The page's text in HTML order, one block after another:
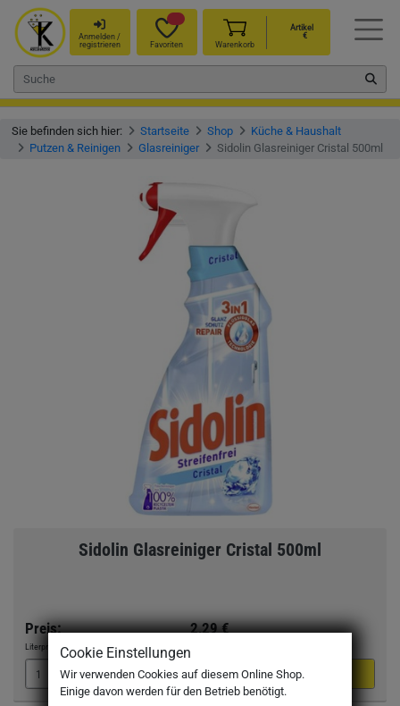
Anmelden /
registrieren
Favoriten Warenkorb
Artikel
€
Sie befinden sich hier: Startseite Shop
Küche & Haushalt
Putzen & Reinigen
Glasreiniger Sidolin Glasreiniger Cristal 500ml
Sidolin Glasreiniger Cristal 500ml
Preis: 2,29 €
Literpreis: 4,58 €/Liter
Cookie Einstellungen
Wir verwenden Cookies auf diesem Online Shop.
Einige davon werden für den Betrieb benötigt.